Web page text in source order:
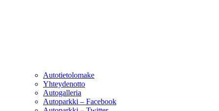
Autotietolomake
Yhteydenotto
Autogalleria
Autoparkki – Facebook